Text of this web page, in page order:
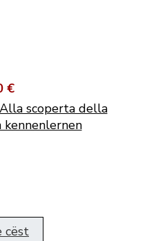
€
scoperta della
kennenlernen
cëst